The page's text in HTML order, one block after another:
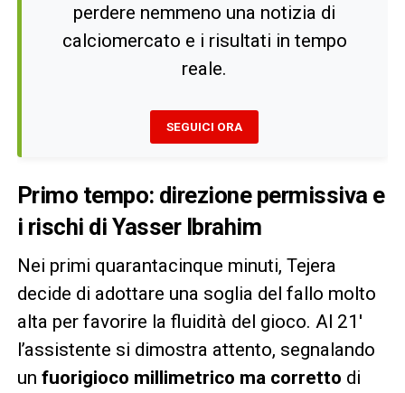
perdere nemmeno una notizia di
calciomercato e i risultati in tempo
reale.
SEGUICI ORA
Primo tempo: direzione permissiva e
i rischi di Yasser Ibrahim
Nei primi quarantacinque minuti, Tejera
decide di adottare una soglia del fallo molto
alta per favorire la fluidità del gioco. Al 21′
l’assistente si dimostra attento, segnalando
un fuorigioco millimetrico ma corretto di